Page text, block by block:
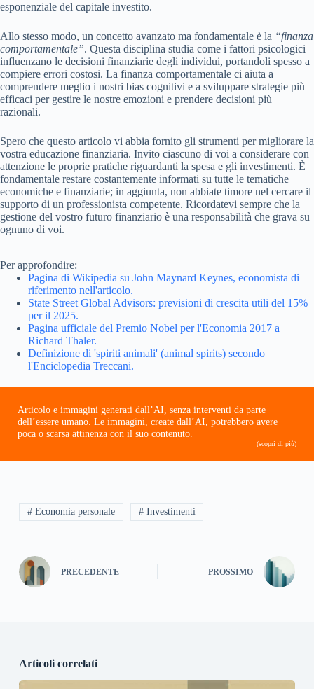
esponenziale del capitale investito.
Allo stesso modo, un concetto avanzato ma fondamentale è la “finanza
comportamentale”. Questa disciplina studia come i fattori psicologici
influenzano le decisioni finanziarie degli individui, portandoli spesso a
compiere errori costosi. La finanza comportamentale ci aiuta a
comprendere meglio i nostri bias cognitivi e a sviluppare strategie più
efficaci per gestire le nostre emozioni e prendere decisioni più
razionali.
Spero che questo articolo vi abbia fornito gli strumenti per migliorare la
vostra educazione finanziaria. Invito ciascuno di voi a considerare con
attenzione le proprie pratiche riguardanti la spesa e gli investimenti. È
fondamentale restare costantemente informati su tutte le tematiche
economiche e finanziarie; in aggiunta, non abbiate timore nel cercare il
supporto di un professionista competente. Ricordatevi sempre che la
gestione del vostro futuro finanziario è una responsabilità che grava su
ognuno di voi.
Per approfondire:
Pagina di Wikipedia su John Maynard Keynes, economista di
riferimento nell'articolo.
State Street Global Advisors: previsioni di crescita utili del 15%
per il 2025.
Pagina ufficiale del Premio Nobel per l'Economia 2017 a
Richard Thaler.
Definizione di 'spiriti animali' (animal spirits) secondo
l'Enciclopedia Treccani.
Articolo e immagini generati dall’AI, senza interventi da parte
dell’essere umano. Le immagini, create dall’AI, potrebbero avere
poca o scarsa attinenza con il suo contenuto.
(scopri di più)
# Economia personale # Investimenti
PRECEDENTE PROSSIMO
Articoli correlati